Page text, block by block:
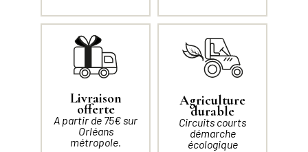
Livraison
offerte
A partir de 75€ sur
Orléans
métropole.
Agriculture
durable
Circuits courts
démarche
écologique